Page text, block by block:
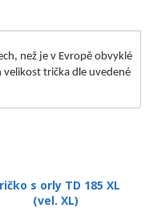
než je v Evropě obvyklé
trička dle uvedené
s orly TD 185 XL
(vel. XL)